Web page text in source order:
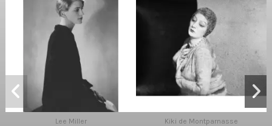
Lee Miller
Kiki de Montparnasse